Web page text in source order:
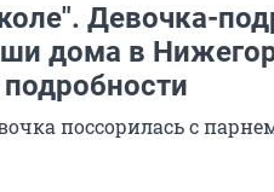
Девочка-
дома в
поссорилась с